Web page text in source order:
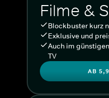
Filme &
Blockbuster kurz
Exklusive und
Auch im
TV
AB